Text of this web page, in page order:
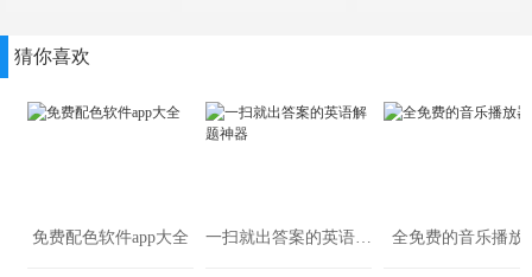
猜你喜欢
免费配色软件app大全 一扫就出答案的英语解题神器 全免费的音乐播放